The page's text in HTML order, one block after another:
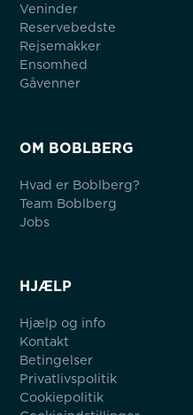
Veninder
Reservebedste
Rejsemakker
Ensomhed
Gåvenner
OM BOBLBERG
Hvad er Boblberg?
Team Boblberg
Jobs
HJÆLP
Hjælp og info
Kontakt
Betingelser
Privatlivspolitik
Cookiepolitik